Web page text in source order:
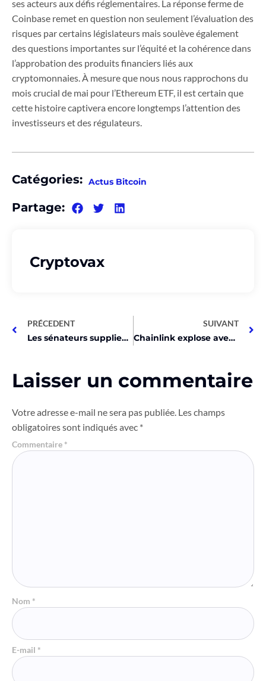
ses acteurs aux défis réglementaires. La réponse ferme de
Coinbase remet en question non seulement l’évaluation des
risques par certains législateurs mais soulève également
des questions importantes sur l’équité et la cohérence dans
l’approbation des produits financiers liés aux
cryptomonnaies. À mesure que nous nous rapprochons du
mois crucial de mai pour l’Ethereum ETF, il est certain que
cette histoire captivera encore longtemps l’attention des
investisseurs et des régulateurs.
Catégories: Actus Bitcoin
Partage:
Cryptovax
PRÉCEDENT
Les sénateurs supplient Gensler de bloquer les ETF crypto!
SUIVANT
Chainlink explose avec une hausse de 180% en 2 mois!
Laisser un commentaire
Votre adresse e-mail ne sera pas publiée. Les champs
obligatoires sont indiqués avec *
Commentaire *
Nom *
E-mail *